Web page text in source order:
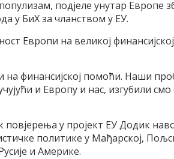
подјеле унутар Европе
у БиХ за чланством у ЕУ.
Европи на великој
на финансијској помоћи. Наши
и Европу и нас, изгубили смо
повјерења у пројект ЕУ Додик
политике у Мађарској,
и Америке.